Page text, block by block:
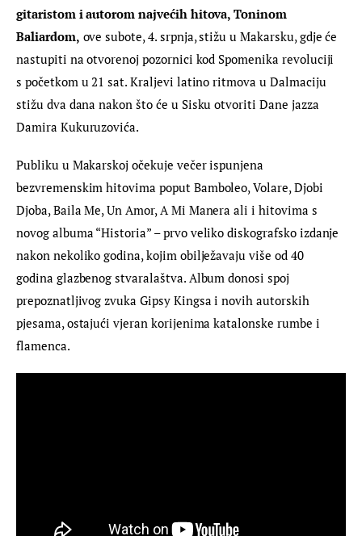
gitaristom i autorom najvećih hitova, Toninom
Baliardom, ove subote, 4. srpnja, stižu u Makarsku, gdje će
nastupiti na otvorenoj pozornici kod Spomenika revoluciji
s početkom u 21 sat. Kraljevi latino ritmova u Dalmaciju
stižu dva dana nakon što će u Sisku otvoriti Dane jazza
Damira Kukuruzovića.
Publiku u Makarskoj očekuje večer ispunjena
bezvremenskim hitovima poput Bamboleo, Volare, Djobi
Djoba, Baila Me, Un Amor, A Mi Manera ali i hitovima s
novog albuma “Historia” – prvo veliko diskografsko izdanje
nakon nekoliko godina, kojim obilježavaju više od 40
godina glazbenog stvaralaštva. Album donosi spoj
prepoznatljivog zvuka Gipsy Kingsa i novih autorskih
pjesama, ostajući vjeran korijenima katalonske rumbe i
flamenca.